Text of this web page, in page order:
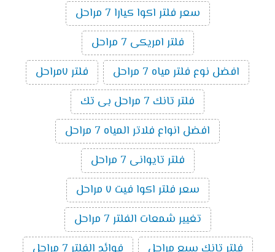
سعر فلتر اكوا كيارا 7 مراحل
فلتر امريكى 7 مراحل
افضل نوع فلتر مياه 7 مراحل
فلتر ٧مراحل
فلتر تانك 7 مراحل بى تك
افضل انواع فلاتر المياه 7 مراحل
فلتر تايوانى 7 مراحل
سعر فلتر اكوا فيت ٧ مراحل
تغيير شمعات الفلتر 7 مراحل